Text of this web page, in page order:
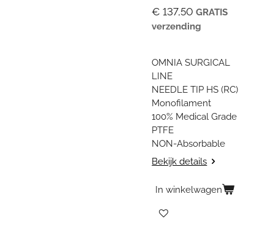
€ 137,50 GRATIS
verzending
OMNIA SURGICAL
LINE
NEEDLE TIP HS (RC)
Monofilament
100% Medical Grade
PTFE
NON-Absorbable
Bekijk details
In winkelwagen